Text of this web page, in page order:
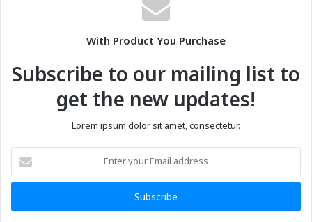
With Product You Purchase
Subscribe to our mailing list to
get the new updates!
Lorem ipsum dolor sit amet, consectetur.
your
Email